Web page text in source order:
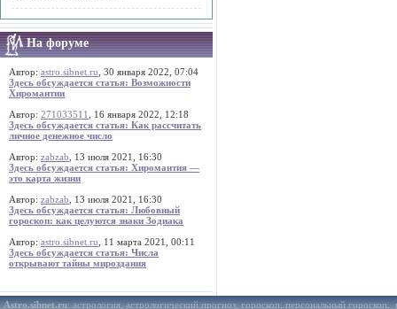
На форуме
Автор: astro.sibnet.ru , 30 января 2022, 07:04
Здесь обсуждается статья: Возможности
Хиромантии
Автор: 271033511
, 16 января 2022, 12:18
Здесь обсуждается статья: Как рассчитать
личное денежное число
Автор: zabzab , 13 июля 2021, 16:30
Здесь обсуждается статья: Хиромантия —
это карта жизни
Автор: zabzab , 13 июля 2021, 16:30
Здесь обсуждается статья: Любовный
гороскоп: как целуются знаки Зодиака
Автор: astro.sibnet.ru , 11 марта 2021, 00:11
Здесь обсуждается статья: Числа
открывают тайны мироздания
Astro.sibnet.ru:астрология,астрологический прогноз,гороскоп,персональный гороскоп,